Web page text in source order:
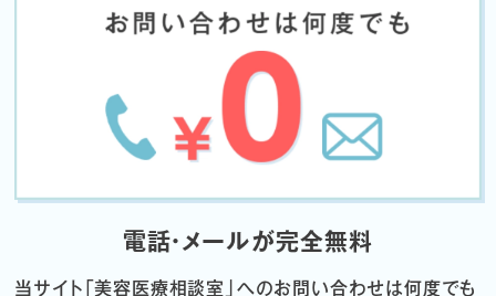
電話・メールが完全無料
当サイト「美容医療相談室」へのお問い合わせは何度でも